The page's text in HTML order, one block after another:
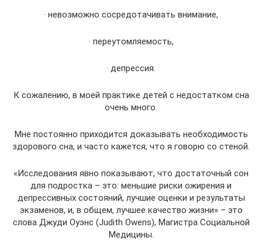
· невозможно сосредотачивать внимание,
· переутомляемость,
· депрессия.
К сожалению, в моей практике детей с недостатком сна
очень много.
Мне постоянно приходится доказывать необходимость
здорового сна, и часто кажется, что я говорю со стеной.
«Исследования явно показывают, что достаточный сон
для подростка – это: меньшие риски ожирения и
депрессивных состояний, лучшие оценки и результаты
экзаменов, и, в общем, лучшее качество жизни» – это
слова Джуди Оуэнс (Judith Owens), Магистра Социальной
Медицины.